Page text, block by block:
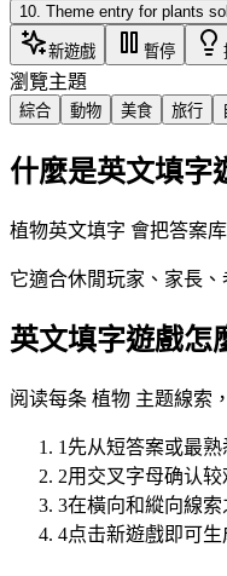
10 Theme entry for plants
新遊戲 暫停
瀏覽主題
綜合 動物 美食 旅行
什麼是英文填字
植物英文填字 會把答案
它適合休閒玩家、家長
英文填字遊戲怎
阅读每条 植物 主题線索
1 先从短答案或最熟
2用交叉字母确认较
3在橫向和縱向線索
4点击新遊戲即可